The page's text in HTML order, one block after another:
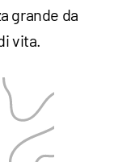
grande da
vita.